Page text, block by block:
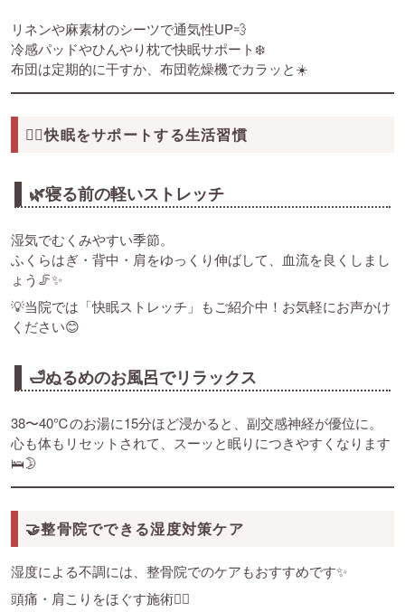
リネンや麻素材のシーツで通気性UP💨
冷感パッドやひんやり枕で快眠サポート❄️
布団は定期的に干すか、布団乾燥機でカラッと☀️
🧘‍♀️快眠をサポートする生活習慣
🌿寝る前の軽いストレッチ
湿気でむくみやすい季節。
ふくらはぎ・背中・肩をゆっくり伸ばして、血流を良くしまし
ょう🦵✨
💡当院では「快眠ストレッチ」もご紹介中！お気軽にお声かけ
ください😊
🛁ぬるめのお風呂でリラックス
38〜40℃のお湯に15分ほど浸かると、副交感神経が優位に。
心も体もリセットされて、スーッと眠りにつきやすくなります
🛌🌛
🤝整骨院でできる湿度対策ケア
湿度による不調には、整骨院でのケアもおすすめです✨
頭痛・肩こりをほぐす施術💆‍♂️